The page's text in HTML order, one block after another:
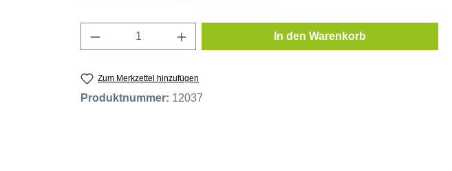
Produkt Anzahl: Gib den gewünschten Wert ein
In den Warenkorb
Zum Merkzettel hinzufügen
Produktnummer: 12037